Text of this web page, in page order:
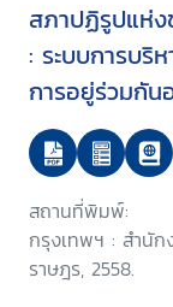
สภาปฏิรูปแห่ง
: ระบบการบริ
การอยู่ร่วมกัน
อุตสาหกรรมแ
เมืองนิเวศ
สถานที่พิมพ์:
กรุงเทพฯ : สำนัก
ราษฎร, 2558.